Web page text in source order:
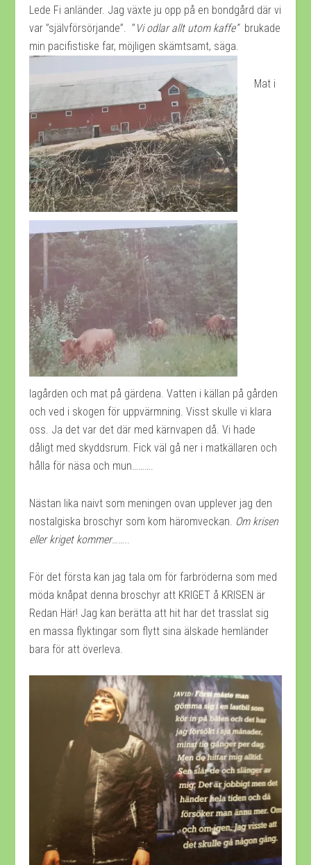
Lede Fi anländer. Jag växte ju opp på en bondgård där vi
var ”självförsörjande”. ” Vi odlar allt utom kaffe” brukade
min pacifistiske far, möjligen skämtsamt, säga.
Mat i
lagården och mat på gärdena. Vatten i källan på gården
och ved i skogen för uppvärmning. Visst skulle vi klara
oss. Ja det var det där med kärnvapen då. Vi hade
dåligt med skyddsrum. Fick väl gå ner i matkällaren och
hålla för näsa och mun……….
Nästan lika naivt som meningen ovan upplever jag den
nostalgiska broschyr som kom häromveckan. Om krisen
eller kriget kommer……..
För det första kan jag tala om för farbröderna som med
möda knåpat denna broschyr att KRIGET å KRISEN är
Redan Här! Jag kan berätta att hit har det trasslat sig
en massa flyktingar som flytt sina älskade hemländer
bara för att överleva.